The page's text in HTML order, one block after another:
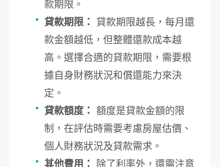
款期限。
貸款期限：
貸款期限越長，每月還
款金額越低，但整體還款成本越
高。選擇合適的貸款期限，需要根
據自身財務狀況和償還能力來決
定。
貸款額度：
額度是貸款金額的限
制，在評估時需要考慮房屋估價、
個人財務狀況及貸款需求。
其他費用：
除了利率外，還需注意